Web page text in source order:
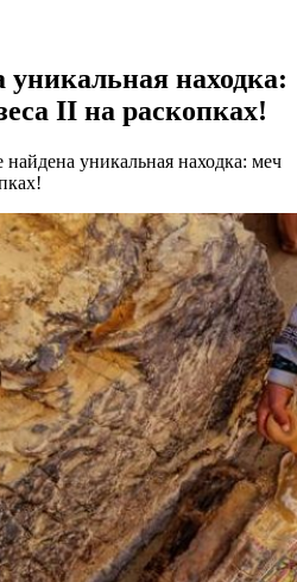
находка:
II на раскопках!
уникальная находка: меч